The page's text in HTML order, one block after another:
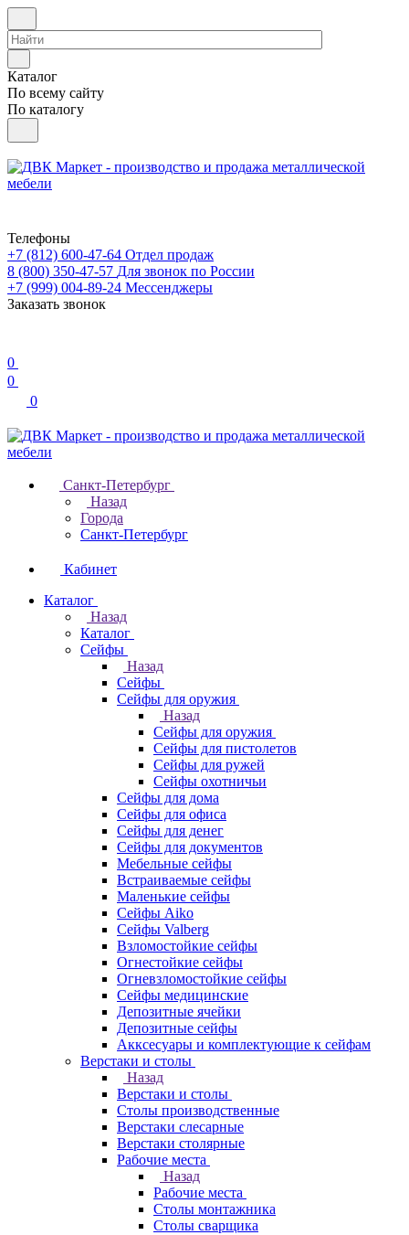
Каталог
По всему сайту
По каталогу
Телефоны
+7 (812) 600-47-64 Отдел продаж
8 (800) 350-47-57 Для звонок по России
+7 (999) 004-89-24 Мессенджеры
Заказать звонок
0
0
0
Санкт-Петербург
Назад
Города
Санкт-Петербург
Кабинет
Каталог
Назад
Каталог
Cейфы
Назад
Cейфы
Cейфы для оружия
Назад
Cейфы для оружия
Сейфы для пистолетов
Сейфы для ружей
Сейфы охотничьи
Cейфы для дома
Cейфы для офиса
Сейфы для денег
Сейфы для документов
Мебельные сейфы
Встраиваемые сейфы
Маленькие сейфы
Сейфы Aiko
Сейфы Valberg
Взломостойкие сейфы
Огнестойкие сейфы
Огневзломостойкие сейфы
Сейфы медицинские
Депозитные ячейки
Депозитные сейфы
Акксесуары и комплектующие к сейфам
Верстаки и столы
Назад
Верстаки и столы
Столы производственные
Верстаки слесарные
Верстаки столярные
Рабочие места
Назад
Рабочие места
Столы монтажника
Столы сварщика